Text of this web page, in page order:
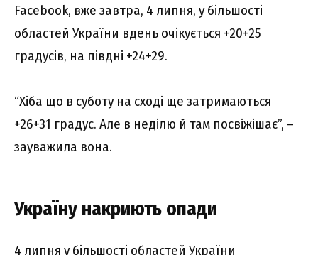
Facebook, вже завтра, 4 липня, у більшості
областей України вдень очікується +20+25
градусів, на півдні +24+29.
“Хіба що в суботу на сході ще затримаються
+26+31 градус. Але в неділю й там посвіжішає”, –
зауважила вона.
Україну накриють опади
4 липня у більшості областей України